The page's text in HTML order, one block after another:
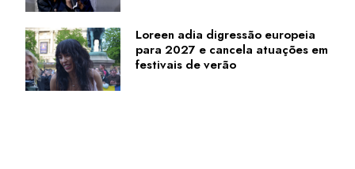
Loreen adia digressão europeia
para 2027 e cancela atuações em
festivais de verão